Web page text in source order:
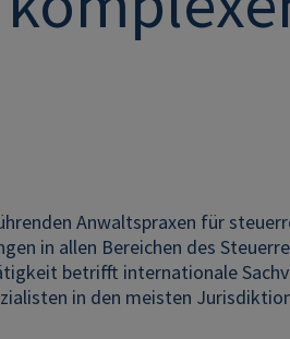
Anwaltspraxen für
in allen Bereichen des
betrifft internationale
in den meisten